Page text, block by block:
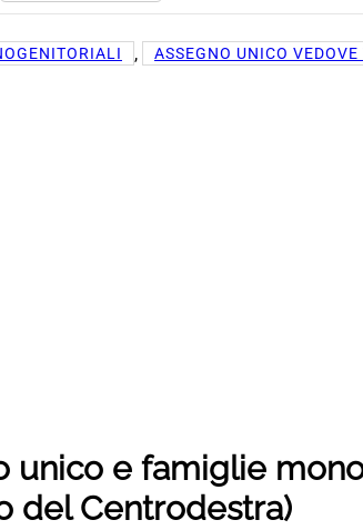
, ASSEGNO UNICO VEDOVE
unico e famiglie
del Centrodestra)